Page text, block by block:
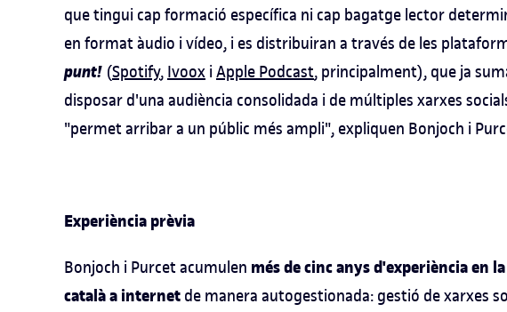
que tingui cap formació específica ni cap bagatge lector
en format àudio i vídeo, i es distribuiran a través de les
punt! (Spotify, Ivoox i Apple Podcast, principalment), que ja
disposar d'una audiència consolidada i de múltiples xarxes
"permet arribar a un públic més ampli", expliquen Bonjoch i
Experiència prèvia
Bonjoch i Purcet acumulen més de cinc anys d'experiència en
català a internet de manera autogestionada: gestió de xarxes